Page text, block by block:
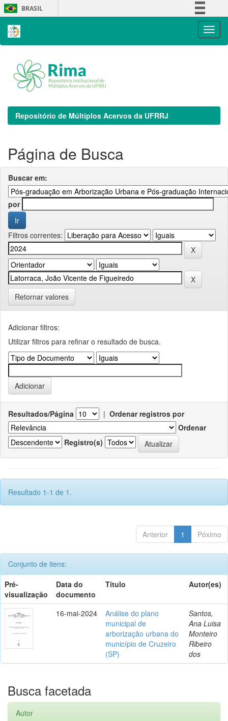
Skip
navigation
BRASIL
Repositório de Múltiplos Acervos da UFRRJ
Página de Busca
Buscar em:
por
Filtros correntes:
Retornar valores
Adicionar filtros:
Utilizar filtros para refinar o resultado de busca.
Resultados/Página | Ordenar registros por
Ordenar
Registro(s)
Resultado 1-1 de 1.
Anterior 1 Póximo
Conjunto de itens:
Pré-
visualização
Data do
documento
Título Autor(es)
16-mai-2024
Análise do plano
municipal de
arborização urbana do
município de Cruzeiro
(SP)
Santos,
Ana Luisa
Monteiro
Ribeiro
dos
Busca facetada
Autor